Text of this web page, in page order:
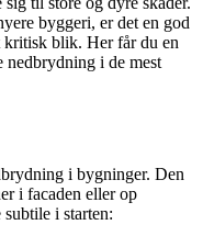
byggeri, er det en god
blik. Her får du en
nedbrydning i de mest
i bygninger. Den
i facaden eller op
i starten: